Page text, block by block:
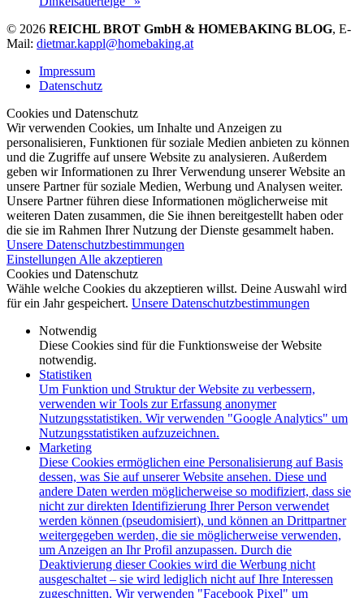
© 2026 REICHL BROT GmbH & HOMEBAKING BLOG, E-
Mail: dietmar.kappl@homebaking.at
Impressum
Datenschutz
Cookies und Datenschutz
Wir verwenden Cookies, um Inhalte und Anzeigen zu
personalisieren, Funktionen für soziale Medien anbieten zu können
und die Zugriffe auf unsere Website zu analysieren. Außerdem
geben wir Informationen zu Ihrer Verwendung unserer Website an
unsere Partner für soziale Medien, Werbung und Analysen weiter.
Unsere Partner führen diese Informationen möglicherweise mit
weiteren Daten zusammen, die Sie ihnen bereitgestellt haben oder
die sie im Rahmen Ihrer Nutzung der Dienste gesammelt haben.
Unsere Datenschutzbestimmungen
Einstellungen Alle akzeptieren
Cookies und Datenschutz
Wähle welche Cookies du akzeptieren willst. Deine Auswahl wird
für ein Jahr gespeichert. Unsere Datenschutzbestimmungen
Notwendig
Diese Cookies sind für die Funktionsweise der Website
notwendig.
Statistiken
Um Funktion und Struktur der Website zu verbessern,
verwenden wir Tools zur Erfassung anonymer
Nutzungsstatistiken. Wir verwenden "Google Analytics" um
Nutzungsstatistiken aufzuzeichnen.
Marketing
Diese Cookies ermöglichen eine Personalisierung auf Basis
dessen, was Sie auf unserer Website ansehen. Diese und
andere Daten werden möglicherweise so modifiziert, dass sie
nicht zur direkten Identifizierung Ihrer Person verwendet
werden können (pseudomisiert), und können an Drittpartner
weitergegeben werden, die sie möglicherweise verwenden,
um Anzeigen an Ihr Profil anzupassen. Durch die
Deaktivierung dieser Cookies wird die Werbung nicht
ausgeschaltet – sie wird lediglich nicht auf Ihre Interessen
zugeschnitten. Wir verwenden "Facebook Pixel" um